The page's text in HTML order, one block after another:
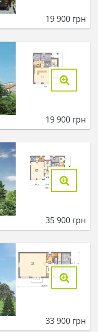
19 900 грн
19 900 грн
35 900 грн
33 900 грн